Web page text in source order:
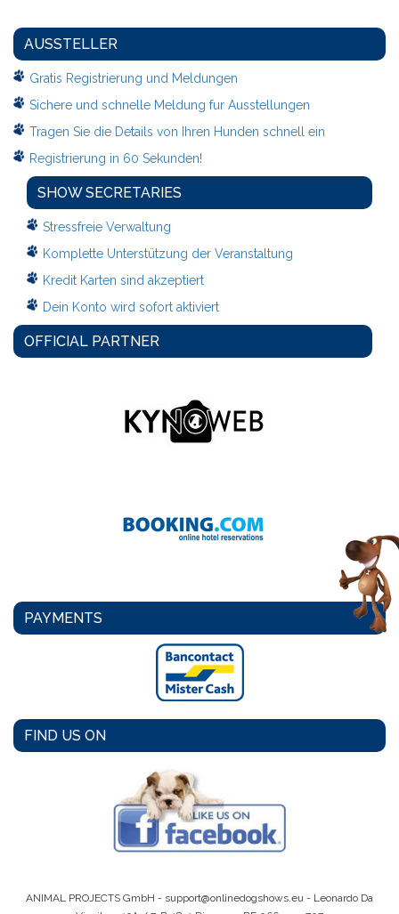
AUSSTELLER
Gratis Registrierung und Meldungen
Sichere und schnelle Meldung fur Ausstellungen
Tragen Sie die Details von Ihren Hunden schnell ein
Registrierung in 60 Sekunden!
SHOW SECRETARIES
Stressfreie Verwaltung
Komplette Unterstützung der Veranstaltung
Kredit Karten sind akzeptiert
Dein Konto wird sofort aktiviert
OFFICIAL PARTNER
PAYMENTS
FIND US ON
ANIMAL PROJECTS GmbH - support@onlinedogshows.eu - Leonardo Da